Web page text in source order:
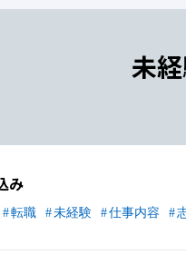
未
み
転職 未経験 仕事内容